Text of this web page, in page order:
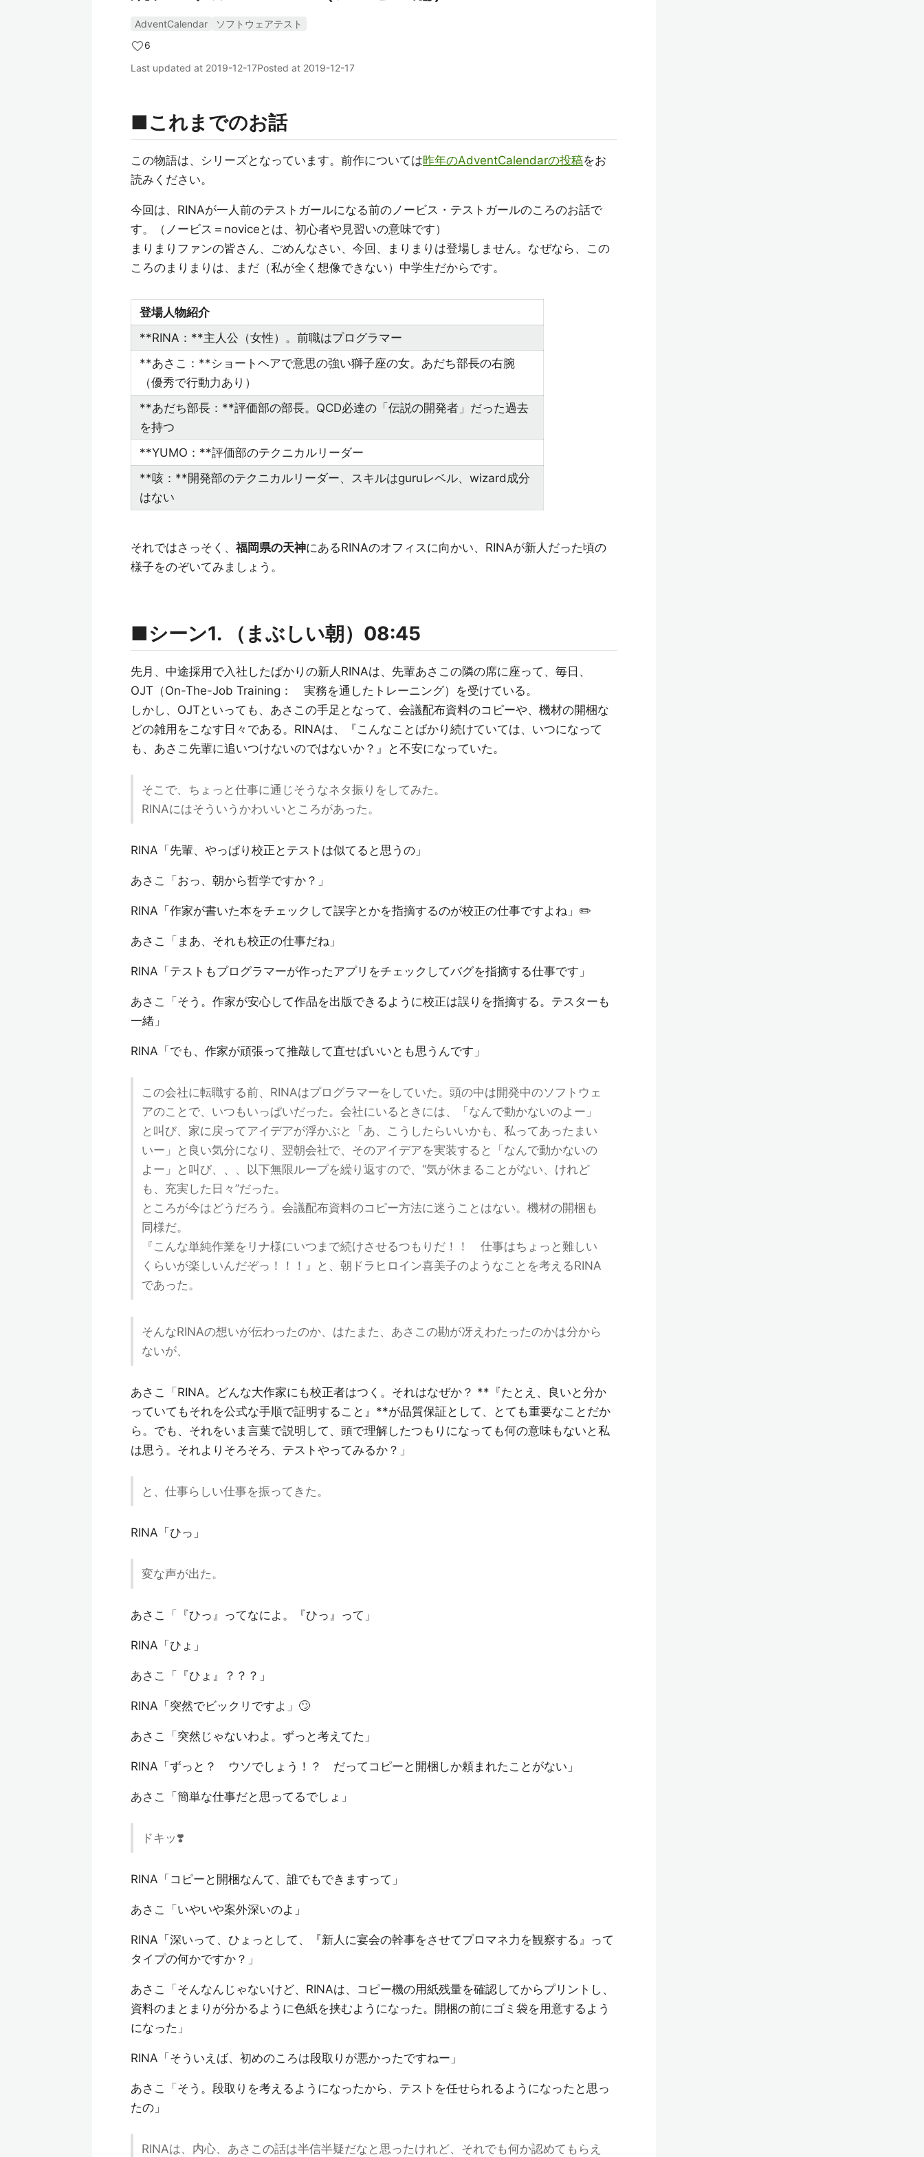
AdventCalendar
ソフトウェアテスト
6
Last updated at 2019-12-17Posted at 2019-12-17
■これまでのお話
この物語は、シリーズとなっています。前作については昨年のAdventCalendarの投稿をお
読みください。
今回は、RINAが一人前のテストガールになる前のノービス・テストガールのころのお話で
す。（ノービス＝noviceとは、初心者や見習いの意味です）
まりまりファンの皆さん、ごめんなさい、今回、まりまりは登場しません。なぜなら、この
ころのまりまりは、まだ（私が全く想像できない）中学生だからです。
登場人物紹介
**RINA：**主人公（女性）。前職はプログラマー
**あさこ：**ショートヘアで意思の強い獅子座の女。あだち部長の右腕
（優秀で行動力あり）
**あだち部長：**評価部の部長。QCD必達の「伝説の開発者」だった過去
を持つ
**YUMO：**評価部のテクニカルリーダー
**咳：**開発部のテクニカルリーダー、スキルはguruレベル、wizard成分
はない
それではさっそく、 福岡県の天神にあるRINAのオフィスに向かい、RINAが新人だった頃の
様子をのぞいてみましょう。
■シーン1. （まぶしい朝）08:45
先月、中途採用で入社したばかりの新人RINAは、先輩あさこの隣の席に座って、毎日、
OJT（On-The-Job Training： 実務を通したトレーニング）を受けている。
しかし、OJTといっても、あさこの手足となって、会議配布資料のコピーや、機材の開梱な
どの雑用をこなす日々である。RINAは、『こんなことばかり続けていては、いつになって
も、あさこ先輩に追いつけないのではないか？』と不安になっていた。
そこで、ちょっと仕事に通じそうなネタ振りをしてみた。
RINAにはそういうかわいいところがあった。
RINA「先輩、やっぱり校正とテストは似てると思うの」
あさこ「おっ、朝から哲学ですか？」
RINA「作家が書いた本をチェックして誤字とかを指摘するのが校正の仕事ですよね」✏️
あさこ「まあ、それも校正の仕事だね」
RINA「テストもプログラマーが作ったアプリをチェックしてバグを指摘する仕事です」
あさこ「そう。作家が安心して作品を出版できるように校正は誤りを指摘する。テスターも
一緒」
RINA「でも、作家が頑張って推敲して直せばいいとも思うんです」
この会社に転職する前、RINAはプログラマーをしていた。頭の中は開発中のソフトウェ
アのことで、いつもいっぱいだった。会社にいるときには、「なんで動かないのよー」
と叫び、家に戻ってアイデアが浮かぶと「あ、こうしたらいいかも、私ってあったまい
いー」と良い気分になり、翌朝会社で、そのアイデアを実装すると「なんで動かないの
よー」と叫び、、、以下無限ループを繰り返すので、“気が休まることがない、けれど
も、充実した日々”だった。
ところが今はどうだろう。会議配布資料のコピー方法に迷うことはない。機材の開梱も
同様だ。
『こんな単純作業をリナ様にいつまで続けさせるつもりだ！！ 仕事はちょっと難しい
くらいが楽しいんだぞっ！！！』と、朝ドラヒロイン喜美子のようなことを考えるRINA
であった。
そんなRINAの想いが伝わったのか、はたまた、あさこの勘が冴えわたったのかは分から
ないが、
あさこ「RINA。どんな大作家にも校正者はつく。それはなぜか？ **『たとえ、良いと分か
っていてもそれを公式な手順で証明すること』**が品質保証として、とても重要なことだか
ら。でも、それをいま言葉で説明して、頭で理解したつもりになっても何の意味もないと私
は思う。それよりそろそろ、テストやってみるか？」
と、仕事らしい仕事を振ってきた。
RINA「ひっ」
変な声が出た。
あさこ「『ひっ』ってなによ。『ひっ』って」
RINA「ひょ」
あさこ「『ひょ』？？？」
RINA「突然でビックリですよ」🙄
あさこ「突然じゃないわよ。ずっと考えてた」
RINA「ずっと？ ウソでしょう！？ だってコピーと開梱しか頼まれたことがない」
あさこ「簡単な仕事だと思ってるでしょ」
ドキッ❣️
RINA「コピーと開梱なんて、誰でもできますって」
あさこ「いやいや案外深いのよ」
RINA「深いって、ひょっとして、『新人に宴会の幹事をさせてプロマネ力を観察する』って
タイプの何かですか？」
あさこ「そんなんじゃないけど、RINAは、コピー機の用紙残量を確認してからプリントし、
資料のまとまりが分かるように色紙を挟むようになった。開梱の前にゴミ袋を用意するよう
になった」
RINA「そういえば、初めのころは段取りが悪かったですねー」
あさこ「そう。段取りを考えるようになったから、テストを任せられるようになったと思っ
たの」
RINAは、内心、あさこの話は半信半疑だなと思ったけれど、それでも何か認めてもらえ